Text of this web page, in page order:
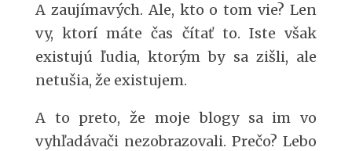
A zaujímavých. Ale, kto o tom vie? Len
vy, ktorí máte čas čítať to. Iste však
existujú ľudia, ktorým by sa zišli, ale
netušia, že existujem.
A to preto, že moje blogy sa im vo
vyhľadávači nezobrazovali. Prečo? Lebo